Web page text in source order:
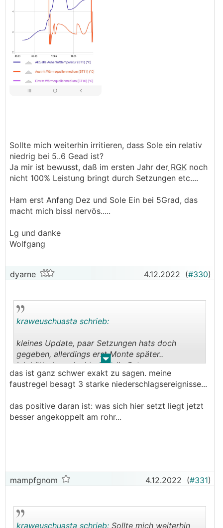
Sollte mich weiterhin irritieren, dass Sole ein relativ
niedrig bei 5..6 Gead ist?
Ja mir ist bewusst, daß im ersten Jahr der RGK noch
nicht 100% Leistung bringt durch Setzungen etc....
Ham erst Anfang Dez und Sole Ein bei 5Grad, das
macht mich bissl nervös.....
Lg und danke
Wolfgang
dyarne 4.12.2022 (#330)
. .
kraweuschuasta schrieb:
kleines Update, paar Setzungen hats doch
gegeben, allerdings erst Monte später..
Ich hätte ja gedacht, daß die Setzungen
unmittelbar nach dem ersten Regen auftreten
würden...
das ist ganz schwer exakt zu sagen. meine
faustregel besagt 3 starke niederschlagsereignisse...
das positive daran ist: was sich hier setzt liegt jetzt
besser angekoppelt am rohr...
mampfgnom 4.12.2022 (#331)
kraweuschuasta schrieb: Sollte mich weiterhin